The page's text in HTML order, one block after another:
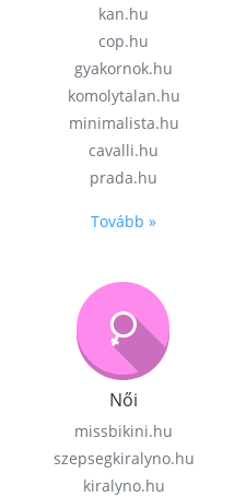
kan.hu
cop.hu
gyakornok.hu
komolytalan.hu
minimalista.hu
cavalli.hu
prada.hu
Tovább »
Női
missbikini.hu
szepsegkiralyno.hu
kiralyno.hu